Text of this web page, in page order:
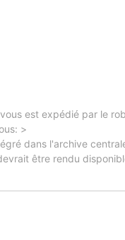
est expédié par le
>
dans l'archive
être rendu